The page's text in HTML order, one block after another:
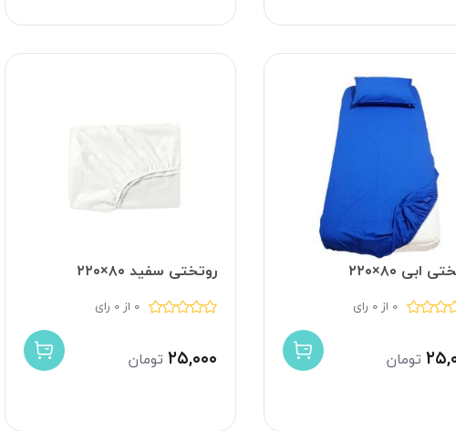
ابی ۸۰×۲۲۰
0 از 0 رای
تومان
روتختی سفید ۸۰×۲۲۰
0 از 0 رای
۲۵,۰۰۰ تومان